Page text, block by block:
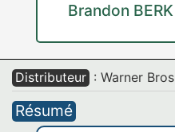
Brandon BERK
Distributeur : Warner Bros
Résumé